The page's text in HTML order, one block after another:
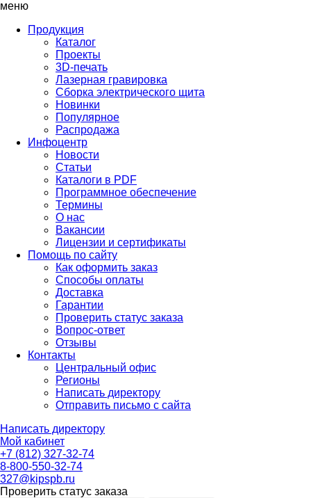
меню
Продукция
Каталог
Проекты
3D-печать
Лазерная гравировка
Сборка электрического щита
Новинки
Популярное
Распродажа
Инфоцентр
Новости
Статьи
Каталоги в PDF
Программное обеспечение
Термины
О нас
Вакансии
Лицензии и сертификаты
Помощь по сайту
Как оформить заказ
Способы оплаты
Доставка
Гарантии
Проверить статус заказа
Вопрос-ответ
Отзывы
Контакты
Центральный офис
Регионы
Написать директору
Отправить письмо с сайта
Написать директору
Мой кабинет
+7 (812) 327-32-74
8-800-550-32-74
327@kipspb.ru
Проверить статус заказа